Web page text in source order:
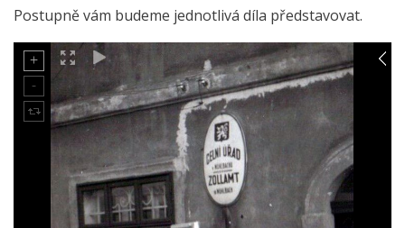
Postupně vám budeme jednotlivá díla představovat.